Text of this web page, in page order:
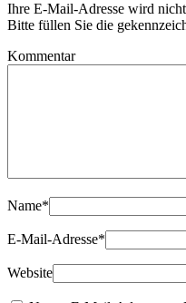
Ihre E-Mail-Adresse wird
Bitte füllen Sie die
Kommentar
Name*
E-Mail-Adresse*
Website